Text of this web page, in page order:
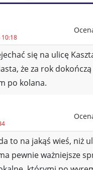
się na ulicę
że za rok
po kolana.
to na jakąś wieś, niż
pewnie ważniejsze